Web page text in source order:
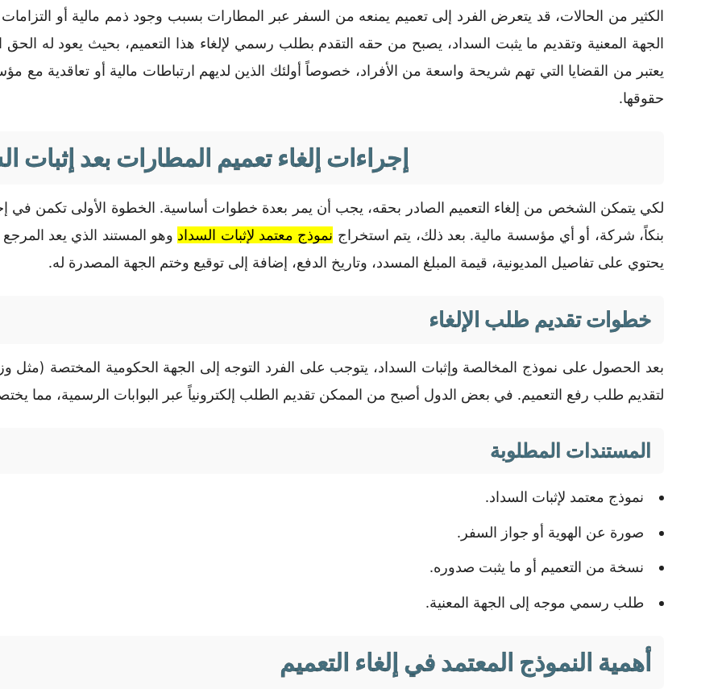
الكثير من الحالات، قد يتعرض الفرد إلى تعميم يمنعه من السفر عبر المطارات بسبب وجود ذمم مالية أو
الجهة المعنية وتقديم ما يثبت السداد، يصبح من حقه التقدم بطلب رسمي لإلغاء هذا التعميم، بحيث يعود له
يعتبر من القضايا التي تهم شريحة واسعة من الأفراد، خصوصاً أولئك الذين لديهم ارتباطات مالية أو تعاقدية
حقوقها.
إجراءات إلغاء تعميم المطارات بعد إثبات
لكي يتمكن الشخص من إلغاء التعميم الصادر بحقه، يجب أن يمر بعدة خطوات أساسية. الخطوة الأولى تكمن في
بنكاً، شركة، أو أي مؤسسة مالية. بعد ذلك، يتم استخراج نموذج معتمد لإثبات السداد وهو المستند الذي يعد
يحتوي على تفاصيل المديونية، قيمة المبلغ المسدد، وتاريخ الدفع، إضافة إلى توقيع وختم الجهة المصدرة له.
خطوات تقديم طلب الإلغاء
بعد الحصول على نموذج المخالصة وإثبات السداد، يتوجب على الفرد التوجه إلى الجهة الحكومية المختصة (مثل
لتقديم طلب رفع التعميم. في بعض الدول أصبح من الممكن تقديم الطلب إلكترونياً عبر البوابات الرسمية، مما
المستندات المطلوبة
نموذج معتمد لإثبات السداد.
صورة عن الهوية أو جواز السفر.
نسخة من التعميم أو ما يثبت صدوره.
طلب رسمي موجه إلى الجهة المعنية.
أهمية النموذج المعتمد في إلغاء التعميم